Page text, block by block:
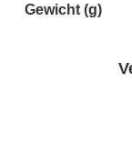
Gewicht (g)